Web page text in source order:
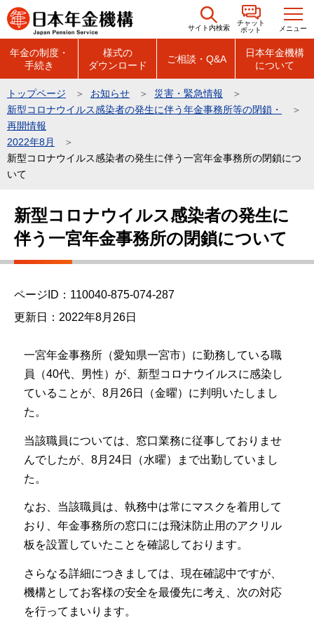
こ
の
の
先
頭
で
す
サイト内検索
チャット
ボット
メニュー
年金の制度・
手続き
様式の
ダウンロード
ご相談・Q&A
日本年金機構
について
トップページ お知らせ
災害・緊急情報
新型コロナウイルス感染者の発生に伴う年金事務所等の閉鎖・
再開情報
2022年8月
新型コロナウイルス感染者の発生に伴う一宮年金事務所の閉鎖につ
いて
新型コロナウイルス感染者の発生に
伴う一宮年金事務所の閉鎖について
ページID：110040-875-074-287
更新日：2022年8月26日
一宮年金事務所（愛知県一宮市）に勤務している職
員（40代、男性）が、新型コロナウイルスに感染し
ていることが、8月26日（金曜）に判明いたしまし
た。
当該職員については、窓口業務に従事しておりませ
んでしたが、8月24日（水曜）まで出勤していまし
た。
なお、当該職員は、執務中は常にマスクを着用して
おり、年金事務所の窓口には飛沫防止用のアクリル
板を設置していたことを確認しております。
さらなる詳細につきましては、現在確認中ですが、
機構としてお客様の安全を最優先に考え、次の対応
を行ってまいります。